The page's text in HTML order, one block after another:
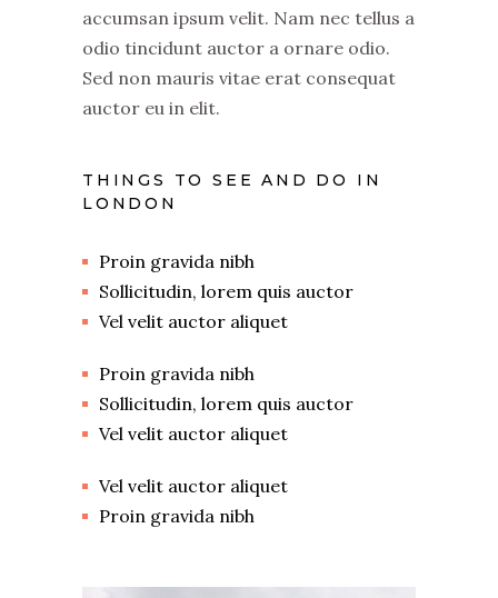
accumsan ipsum velit. Nam nec tellus a
odio tincidunt auctor a ornare odio.
Sed non mauris vitae erat consequat
auctor eu in elit.
THINGS TO SEE AND DO IN
LONDON
Proin gravida nibh
Sollicitudin, lorem quis auctor
Vel velit auctor aliquet
Proin gravida nibh
Sollicitudin, lorem quis auctor
Vel velit auctor aliquet
Vel velit auctor aliquet
Proin gravida nibh